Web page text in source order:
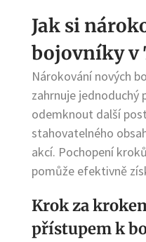
Jak si
bojovníky v
Nárokování nových
zahrnuje jednoduchý
odemknout další
stahovatelného
akcí. Pochopení
pomůže efektivně
Krok za
přístupem k